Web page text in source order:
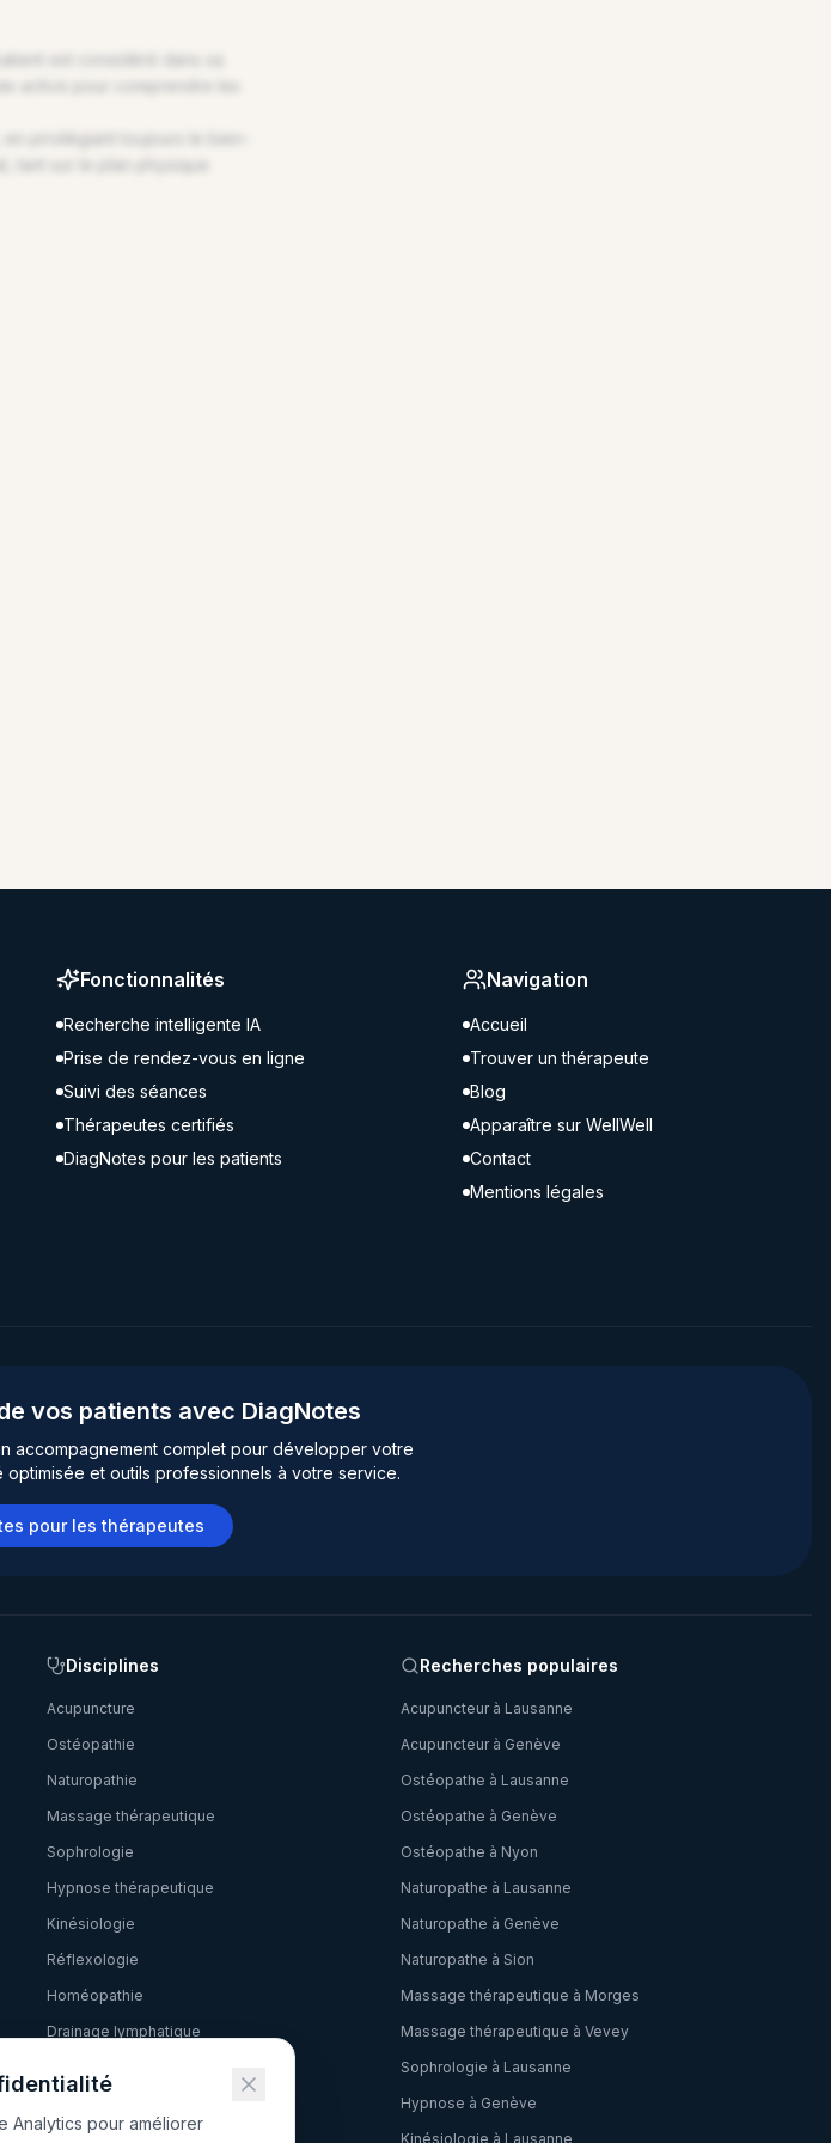
est considéré dans sa
active pour comprendre les
privilégiant toujours le bien-
tant sur le plan physique
Fonctionnalités
Recherche intelligente IA
Prise de rendez-vous en ligne
Suivi des séances
Thérapeutes certifiés
DiagNotes pour les patients
Navigation
Accueil
Trouver un thérapeute
Blog
Apparaître sur WellWell
Contact
Mentions légales
vos patients avec DiagNotes
accompagnement complet pour développer votre
et outils professionnels à votre service.
pour les thérapeutes
Disciplines
Acupuncture
Ostéopathie
Naturopathie
Massage thérapeutique
Sophrologie
Hypnose thérapeutique
Kinésiologie
Réflexologie
Homéopathie
Drainage lymphatique
Ayurveda
Recherches populaires
Acupuncteur à Lausanne
Acupuncteur à Genève
Ostéopathe à Lausanne
Ostéopathe à Genève
Ostéopathe à Nyon
Naturopathe à Lausanne
Naturopathe à Genève
Naturopathe à Sion
Massage thérapeutique à Morges
Massage thérapeutique à Vevey
Sophrologie à Lausanne
Hypnose à Genève
Kinésiologie à Lausanne
Analytics pour améliorer